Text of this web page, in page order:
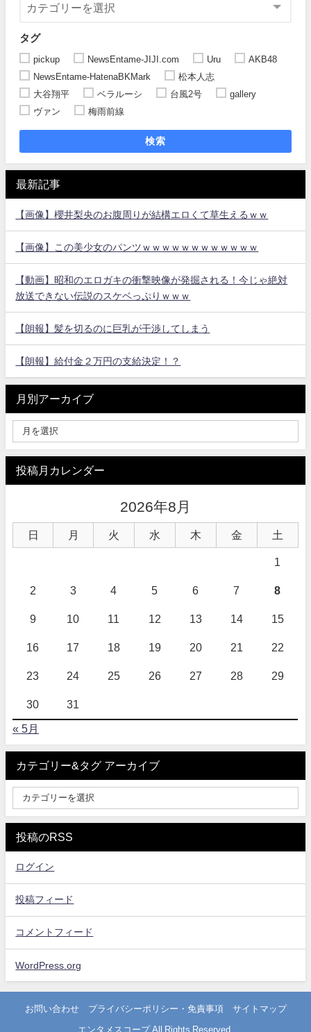
タグ
pickup NewsEntame-JIJI.com Uru
AKB48
NewsEntame-HatenaBKMark
松本人志
大谷翔平
ベラルーシ 台風2号
gallery
ヴァン
梅雨前線
検索
最新記事
【画像】櫻井梨央のお腹周りが結構エロくて草生えるｗｗ
【画像】この美少女のパンツｗｗｗｗｗｗｗｗｗｗｗｗ
【動画】昭和のエロガキの衝撃映像が発掘される！今じゃ絶対
放送できない伝説のスケベっぷりｗｗｗ
【朗報】髪を切るのに巨乳が干渉してしまう
【朗報】給付金２万円の支給決定！？
月別アーカイブ
投稿月カレンダー
2026年8月
日 月 火 水 木 金 土
1
2 3 4 5 6 7 8
9 10 11 12 13 14 15
16 17 18 19 20 21 22
23 24 25 26 27 28 29
30 31
« 5月
カテゴリー&タグ アーカイブ
投稿のRSS
ログイン
投稿フィード
コメントフィード
WordPress.org
お問い合わせ プライバシーポリシー・免責事項 サイトマップ
エンタメスコープ All Rights Reserved.